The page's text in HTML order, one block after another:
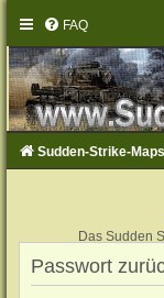
FAQ
Sudden-Strike-
Das Sudden
Passwort